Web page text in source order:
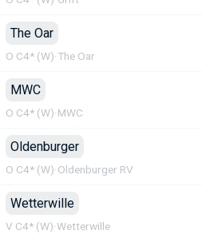
The Oar
O C4* (W)·The Oar
MWC
O C4* (W)·MWC
Oldenburger
O C4* (W)·Oldenburger RV
Wetterwille
V C4* (W)·Wetterwille